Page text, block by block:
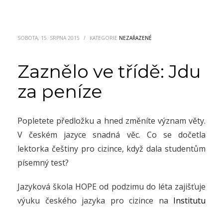
SOBOTA, 15. SRPNA 2015 / KATEGORIE NEZAŘAZENÉ
Zaznělo ve třídě: Jdu
za peníze
Popletete předložku a hned změníte význam věty.
V českém jazyce snadná věc. Co se dočetla
lektorka češtiny pro cizince, když dala studentům
písemný test?
Jazyková škola HOPE od podzimu do léta zajišťuje
výuku českého jazyka pro cizince na Institutu